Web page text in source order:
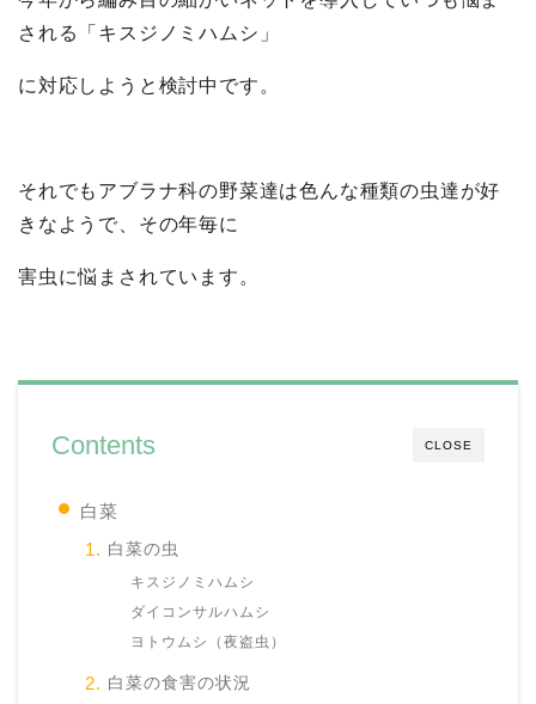
される「キスジノミハムシ」
に対応しようと検討中です。
それでもアブラナ科の野菜達は色んな種類の虫達が好
きなようで、その年毎に
害虫に悩まされています。
CLOSE
Contents
白菜
白菜の虫
キスジノミハムシ
ダイコンサルハムシ
ヨトウムシ（夜盗虫）
白菜の食害の状況